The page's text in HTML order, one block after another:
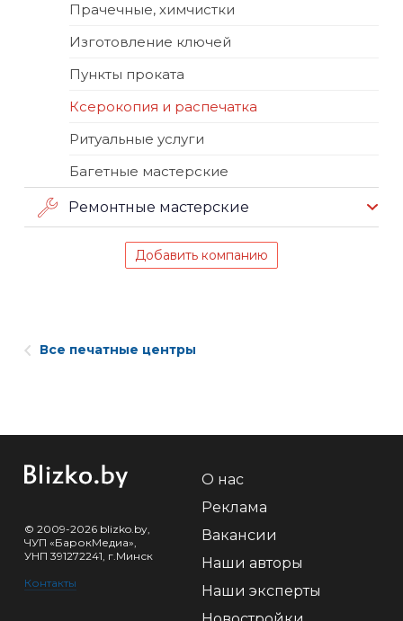
Прачечные, химчистки
Изготовление ключей
Пункты проката
Ксерокопия и распечатка
Ритуальные услуги
Багетные мастерские
Ремонтные мастерские
Добавить компанию
Все печатные центры
© 2009-2026 blizko.by,
ЧУП «БарокМедиа»,
УНП 391272241, г.Минск
Контакты
О нас
Реклама
Вакансии
Наши авторы
Наши эксперты